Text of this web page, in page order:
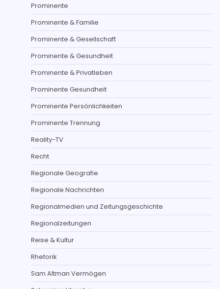
Prominente
Prominente & Familie
Prominente & Gesellschaft
Prominente & Gesundheit
Prominente & Privatleben
Prominente Gesundheit
Prominente Persönlichkeiten
Prominente Trennung
Reality-TV
Recht
Regionale Geografie
Regionale Nachrichten
Regionalmedien und Zeitungsgeschichte
Regionalzeitungen
Reise & Kultur
Rhetorik
Sam Altman Vermögen